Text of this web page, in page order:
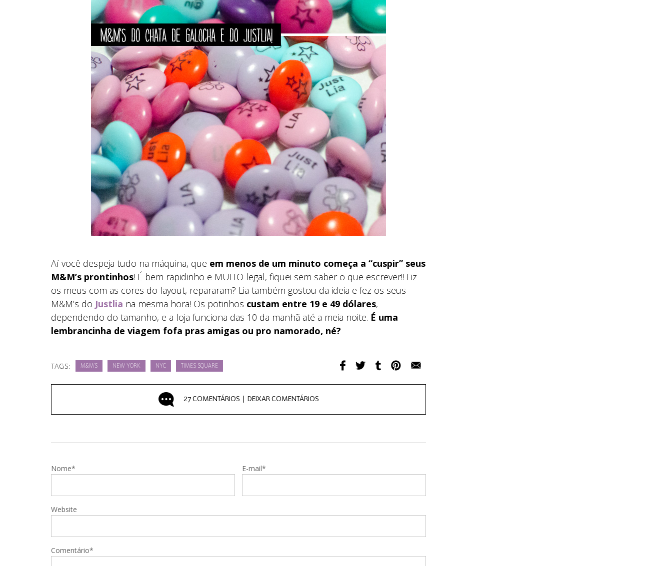
Aí você despeja tudo na máquina, que em menos de um minuto começa a “cuspir” seus
M&M’s prontinhos! É bem rapidinho e MUITO legal, fiquei sem saber o que escrever!! Fiz
os meus com as cores do layout, repararam? Lia também gostou da ideia e fez os seus
M&M’s do Justlia na mesma hora! Os potinhos custam entre 19 e 49 dólares,
dependendo do tamanho, e a loja funciona das 10 da manhã até a meia noite. É uma
lembrancinha de viagem fofa pras amigas ou pro namorado, né?
TAGS: M&M'S NEW YORK NYC TIMES SQUARE
27 COMENTÁRIOS | DEIXAR COMENTÁRIOS
Nome* E-mail*
Website
Comentário*